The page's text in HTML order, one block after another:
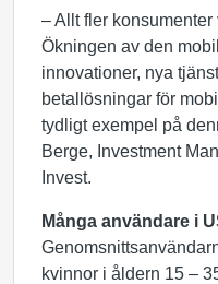
– Allt fler
Ökningen av den
innovationer, nya
betallösningar för
tydligt exempel på
Berge, Investment
Invest.
Många användare i
kvinnor i åldern 15 –